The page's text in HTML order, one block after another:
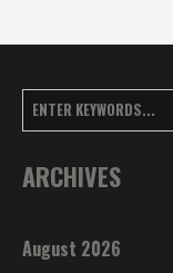
ARCHIVES
August 2026